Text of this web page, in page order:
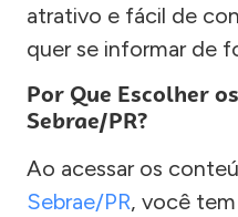
atrativo e fácil de
quer se informar de
Por Que Escolher
Sebrae/PR?
Ao acessar os
Sebrae/PR, você